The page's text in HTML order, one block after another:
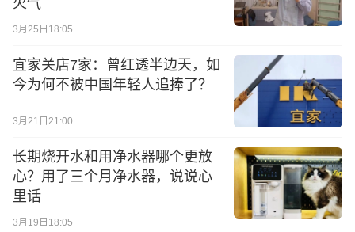
3月25日18:05
宜家关店7家：曾红透半边天，如
今为何不被中国年轻人追捧了？
3月21日21:00
长期烧开水和用净水器哪个更放
心？用了三个月净水器，说说心
里话
3月19日18:05